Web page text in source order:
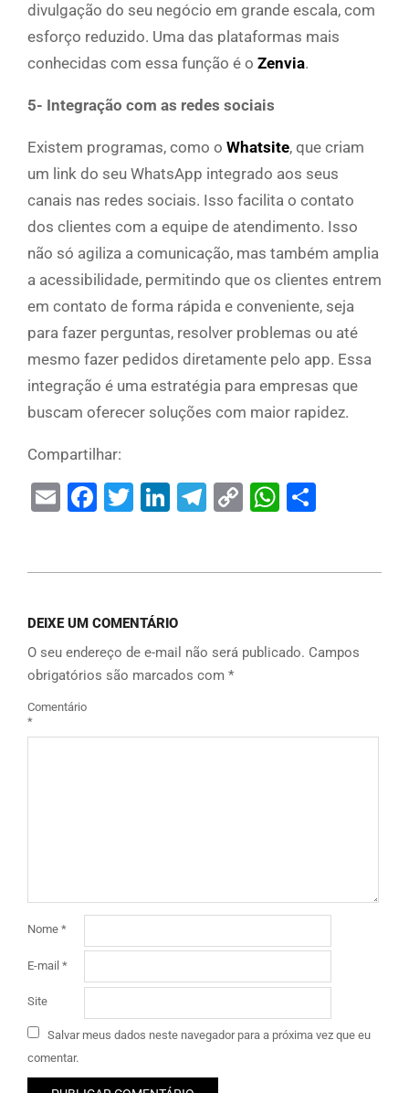
divulgação do seu negócio em grande escala, com
esforço reduzido. Uma das plataformas mais
conhecidas com essa função é o Zenvia.
5- Integração com as redes sociais
Existem programas, como o Whatsite, que criam
um link do seu WhatsApp integrado aos seus
canais nas redes sociais. Isso facilita o contato
dos clientes com a equipe de atendimento. Isso
não só agiliza a comunicação, mas também amplia
a acessibilidade, permitindo que os clientes entrem
em contato de forma rápida e conveniente, seja
para fazer perguntas, resolver problemas ou até
mesmo fazer pedidos diretamente pelo app. Essa
integração é uma estratégia para empresas que
buscam oferecer soluções com maior rapidez.
Compartilhar:
EmailFacebook
Twitter
LinkedIn
Telegram
Copy
DEIXE UM COMENTÁRIO
O seu endereço de e-mail não será publicado. Campos
obrigatórios são marcados com *
Comentário
*
Nome *
E-mail *
Site
Salvar meus dados neste navegador para a próxima vez que eu
comentar.